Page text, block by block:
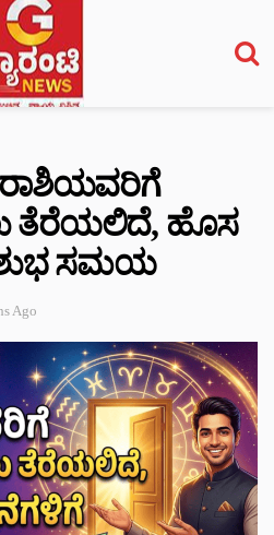
ರಾಶಿಯವರಿಗೆ
ತೆರೆಯಲಿದೆ, ಹೊಸ
ಸಮಯ
Ago